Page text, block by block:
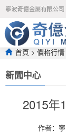
午夜免费福利视频-
狠躁夜夜躁人爽-日
品国产亚洲av高清
看-天天射寡妇-色91
寧波奇億金屬有限公司
首頁 >價格行情
新聞中心
2015年
作者：